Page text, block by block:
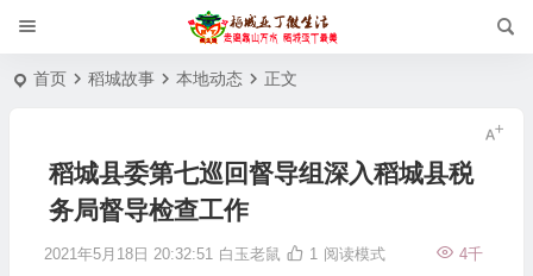
首页 稻城故事 本地动态 正文
稻城县委第七巡回督导组深入稻城县税
务局督导检查工作
2021年5月18日 20:32:51 白玉老鼠 4千
1 阅读模式